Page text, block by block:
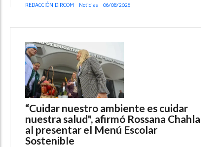
REDACCIÓN DIRCOM Noticias 06/08/2026
“Cuidar nuestro ambiente es cuidar
nuestra salud", afirmó Rossana Chahla
al presentar el Menú Escolar
Sostenible